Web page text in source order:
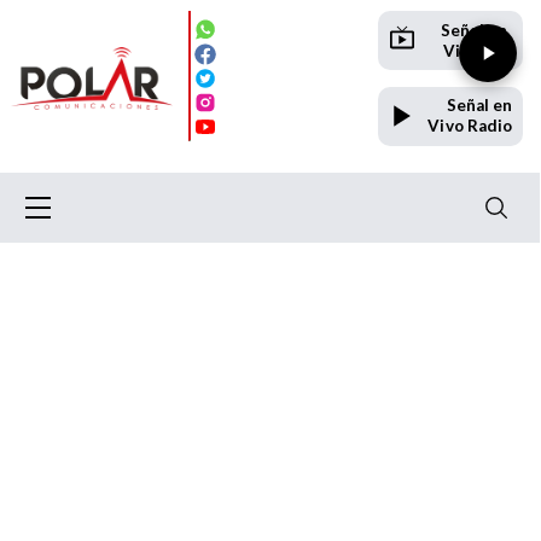
Señal en
Vivo TV
Señal en
Vivo Radio